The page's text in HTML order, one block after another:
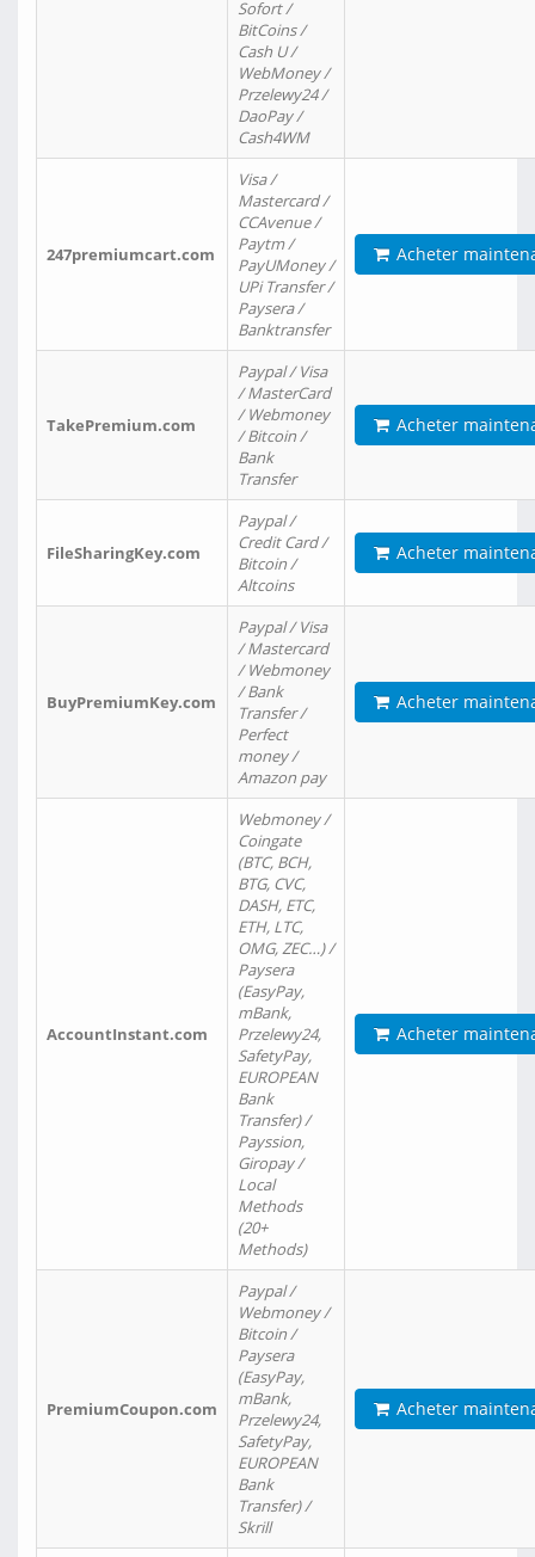
Sofort /
BitCoins /
Cash U /
WebMoney /
Przelewy24 /
DaoPay /
Cash4WM
247premiumcart.com
Visa /
Mastercard /
CCAvenue /
Paytm /
PayUMoney /
UPi Transfer /
Paysera /
Banktransfer
Acheter
TakePremium.com
Paypal / Visa
/ MasterCard
/ Webmoney
/ Bitcoin /
Bank
Transfer
Acheter
FileSharingKey.com
Paypal /
Credit Card /
Bitcoin /
Altcoins
Acheter
BuyPremiumKey.com
Paypal / Visa
/ Mastercard
/ Webmoney
/ Bank
Transfer /
Perfect
money /
Amazon pay
Acheter
AccountInstant.com
Webmoney /
Coingate
(BTC, BCH,
BTG, CVC,
DASH, ETC,
ETH, LTC,
OMG, ZEC…) /
Paysera
(EasyPay,
mBank,
Przelewy24,
SafetyPay,
EUROPEAN
Bank
Transfer) /
Payssion,
Giropay /
Local
Methods
(20+
Methods)
Acheter
PremiumCoupon.com
Paypal /
Webmoney /
Bitcoin /
Paysera
(EasyPay,
mBank,
Przelewy24,
SafetyPay,
EUROPEAN
Bank
Transfer) /
Skrill
Acheter